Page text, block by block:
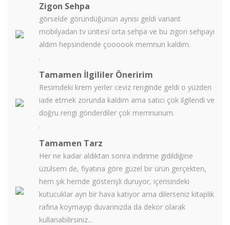
Zigon Sehpa
görselde göründüğünün aynısı geldi variant
mobilyadan tv ünitesi orta sehpa ve bu zigon sehpayı
aldım hepsindende çoooook memnun kaldım.
.
Tamamen İlgililer Öneririm
Resimdeki krem yerler ceviz renginde geldi o yüzden
iade etmek zorunda kaldım ama satıcı çok ilgilendi ve
doğru rengi gönderdiler çok memnunum.
.
Tamamen Tarz
Her ne kadar aldıktan sonra indirime gidildiğine
üzülsem de, fiyatına göre güzel bir ürün gerçekten,
hem şık hemde gösterişli duruyor, içerisindeki
kutucuklar ayrı bir hava katıyor ama dilerseniz kitaplık
rafına koymayıp duvarınızda da dekor olarak
kullanabilirsiniz...